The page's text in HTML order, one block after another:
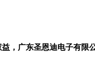
，广东圣恩迪电子有限